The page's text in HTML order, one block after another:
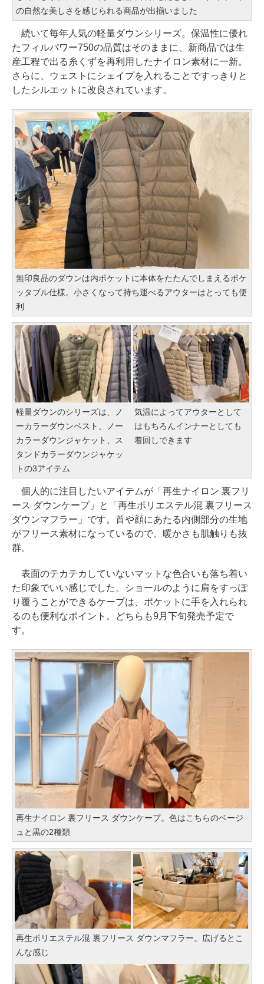
の自然な美しさを感じられる商品が出揃いました
続いて毎年人気の軽量ダウンシリーズ。保温性に優れ
たフィルパワー750の品質はそのままに、新商品では生
産工程で出る糸くずを再利用したナイロン素材に一新。
さらに、ウェストにシェイプを入れることですっきりと
したシルエットに改良されています。
無印良品のダウンは内ポケットに本体をたたんでしまえるポケ
ッタブル仕様。小さくなって持ち運べるアウターはとっても便
利
軽量ダウンのシリーズは、ノ
ーカラーダウンベスト、ノー
カラーダウンジャケット、ス
タンドカラーダウンジャケッ
トの3アイテム
気温によってアウターとして
はもちろんインナーとしても
着回しできます
個人的に注目したいアイテムが「再生ナイロン 裏フリ
ース ダウンケープ」と「再生ポリエステル混 裏フリース
ダウンマフラー」です。首や顔にあたる内側部分の生地
がフリース素材になっているので、暖かさも肌触りも抜
群。
表面のテカテカしていないマットな色合いも落ち着い
た印象でいい感じでした。ショールのように肩をすっぽ
り覆うことができるケープは、ポケットに手を入れられ
るのも便利なポイント。どちらも9月下旬発売予定で
す。
再生ナイロン 裏フリース ダウンケープ。色はこちらのベージ
ュと黒の2種類
再生ポリエステル混 裏フリース ダウンマフラー。広げるとこ
んな感じ